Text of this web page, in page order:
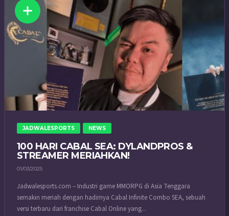
JADWALESPORTS NEWS
100 HARI CABAL SEA: DYLANDPROS &
STREAMER MERIAHKAN!
01/03/2025
Jadwalesports.com – Industri game MMORPG di Asia Tenggara
semakin meriah dengan hadirnya Cabal Infinite Combo SEA, sebuah
versi terbaru dari franchise Cabal Online yang...